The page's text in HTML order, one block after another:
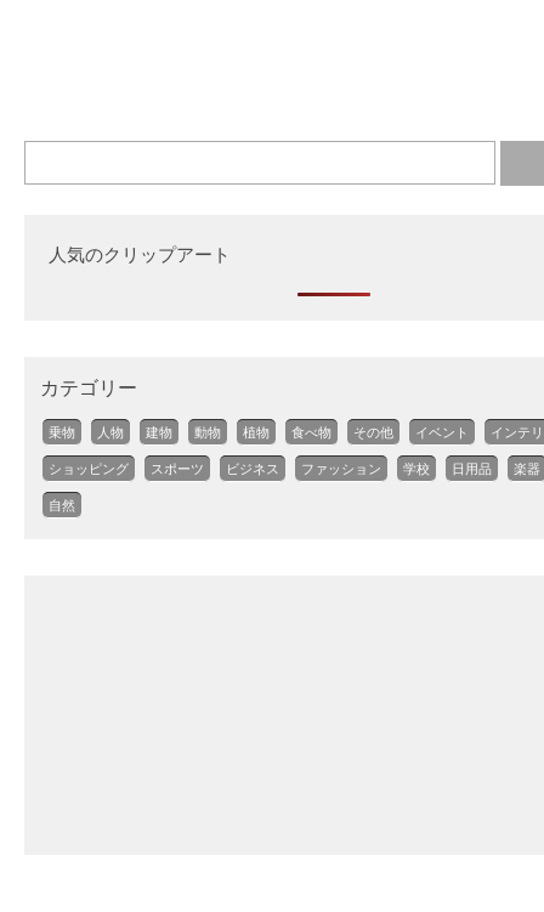
人気のクリップアート
カテゴリー
乗物 人物 建物 動物 植物 食べ物 その他 イベント インテ
ショッピング スポーツ ビジネス ファッション 学校 日用品 楽器
自然